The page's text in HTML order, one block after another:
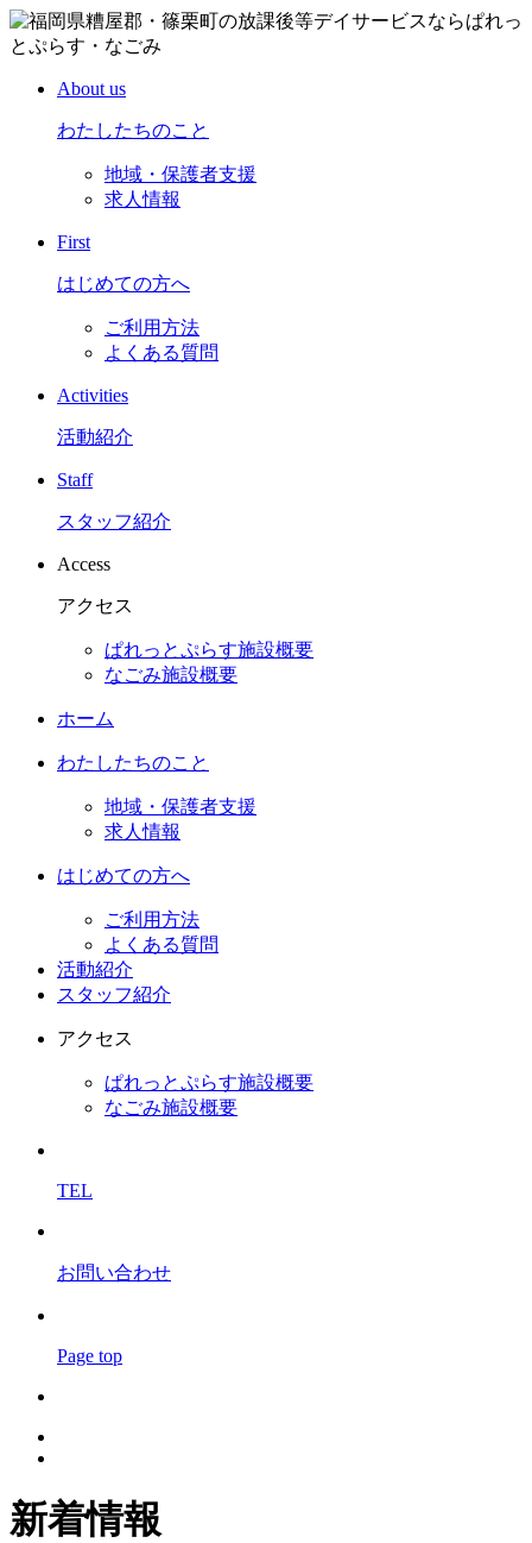
About us
わたしたちのこと
地域・保護者支援
求人情報
First
はじめての方へ
ご利用方法
よくある質問
Activities
活動紹介
Staff
スタッフ紹介
Access
アクセス
ぱれっとぷらす施設概要
なごみ施設概要
ホーム
わたしたちのこと
地域・保護者支援
求人情報
はじめての方へ
ご利用方法
よくある質問
活動紹介
スタッフ紹介
アクセス
ぱれっとぷらす施設概要
なごみ施設概要
TEL
お問い合わせ
Page top
新着情報